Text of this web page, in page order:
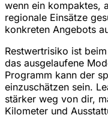
wenn ein kompaktes,
regionale Einsätze
konkreten Angebots
Restwertrisiko ist
das ausgelaufene
Programm kann der
einzuschätzen sein.
stärker weg von dir,
Kilometer und